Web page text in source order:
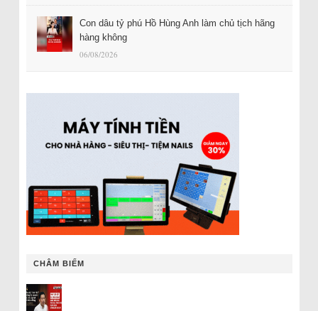
Con dâu tỷ phú Hồ Hùng Anh làm chủ tịch hãng
hàng không
06/08/2026
CHÂM BIẾM